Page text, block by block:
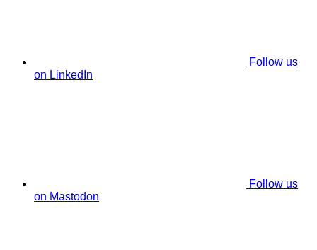
Follow us
on LinkedIn
Follow us
on Mastodon